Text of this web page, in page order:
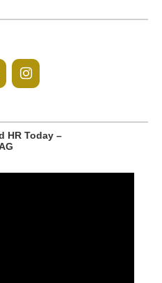
HR Today –